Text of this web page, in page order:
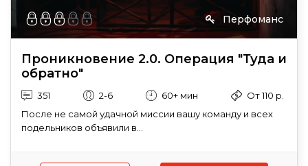
Перфоманс
Проникновение 2.0. Операция "Туда и
обратно"
351 2-6 60+ мин
От 110 р.
После не самой удачной миссии вашу команду и всех
подельников объявили в...